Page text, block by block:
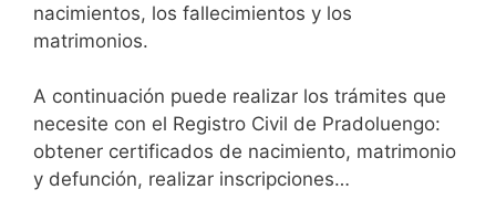
nacimientos, los fallecimientos y los
matrimonios.
A continuación puede realizar los trámites que
necesite con el Registro Civil de Pradoluengo:
obtener certificados de nacimiento, matrimonio
y defunción, realizar inscripciones…